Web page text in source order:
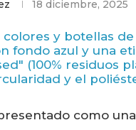
18 diciembre, 2025
como